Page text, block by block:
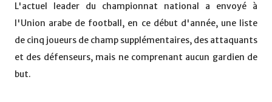
L'actuel leader du championnat national a envoyé à
l'Union arabe de football, en ce début d'année, une liste
de cinq joueurs de champ supplémentaires, des attaquants
et des défenseurs, mais ne comprenant aucun gardien de
but.